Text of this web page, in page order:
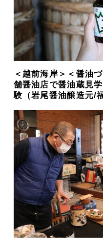
＜越前海岸＞＜醤油
舗醤油店で醤油蔵見
験（岩尾醤油醸造元/